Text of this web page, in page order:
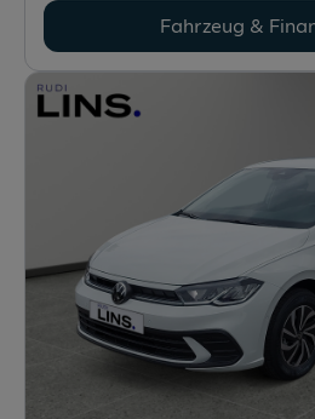
Fahrzeug &